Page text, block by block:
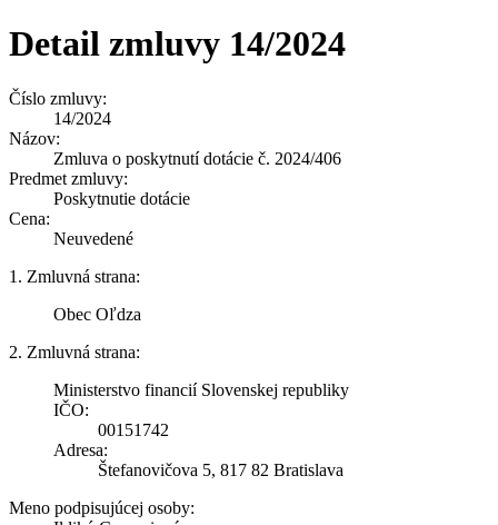
Detail zmluvy 14/2024
Číslo zmluvy:
14/2024
Názov:
Zmluva o poskytnutí dotácie č. 2024/406
Predmet zmluvy:
Poskytnutie dotácie
Cena:
Neuvedené
1. Zmluvná strana:
Obec Oľdza
2. Zmluvná strana:
Ministerstvo financií Slovenskej republiky
IČO:
00151742
Adresa:
Štefanovičova 5, 817 82 Bratislava
Meno podpisujúcej osoby: